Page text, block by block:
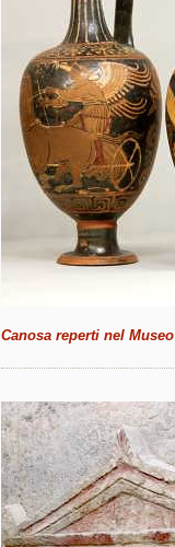
Canosa reperti nel Museo